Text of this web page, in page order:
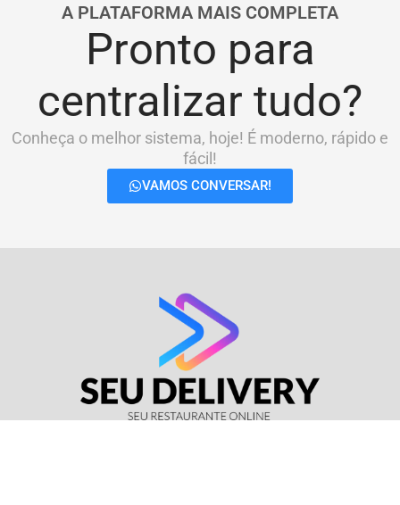
A PLATAFORMA MAIS COMPLETA
Pronto para
centralizar tudo?
Conheça o melhor sistema, hoje! É moderno, rápido e
fácil!
VAMOS CONVERSAR!